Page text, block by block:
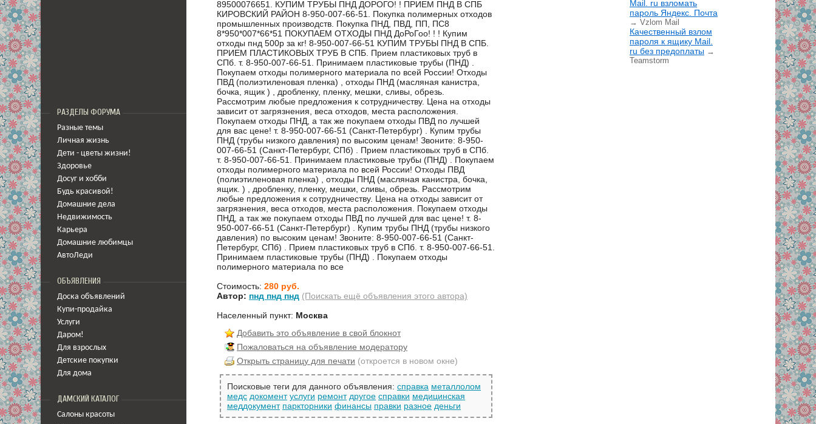
РАЗДЕЛЫ ФОРУМА
Разные темы
Личная жизнь
Дети - цветы жизни!
Здоровье
Досуг и хобби
Будь красивой!
Домашние дела
Недвижимость
Карьера
Домашние любимцы
АвтоЛеди
ОБЪЯВЛЕНИЯ
Доска объявлений
Купи-продайка
Услуги
Даром!
Для взрослых
Детские покупки
Для дома
ДАМСКИЙ КАТАЛОГ
Салоны красоты
89500076651. КУПИМ ТРУБЫ ПНД ДОРОГО! ! ПРИЕМ ПНД В СПБ
КИРОВСКИЙ РАЙОН 8-950-007-66-51. Покупка полимерных отходов
промышленных производств. Покупка ПНД, ПВД, ПП, ПС8
8*950*007*66*51 ПОКУПАЕМ ОТХОДЫ ПНД ДоРоГоо! ! ! Купим
отходы пнд 500р за кг! 8-950-007-66-51 КУПИМ ТРУБЫ ПНД В СПБ.
ПРИЕМ ПЛАСТИКОВЫХ ТРУБ В СПБ. Прием пластиковых труб в
СПб. т. 8-950-007-66-51. Принимаем пластиковые трубы (ПНД) .
Покупаем отходы полимерного материала по всей России! Отходы
ПВД (полиэтиленовая пленка) , отходы ПНД (масляная канистра,
бочка, ящик ) , дробленку, пленку, мешки, сливы, обрезь.
Рассмотрим любые предложения к сотрудничеству. Цена на отходы
зависит от загрязнения, веса отходов, места расположения.
Покупаем отходы ПНД, а так же покупаем отходы ПВД по лучшей
для вас цене! т. 8-950-007-66-51 (Санкт-Петербург) . Купим трубы
ПНД (трубы низкого давления) по высоким ценам! Звоните: 8-950-
007-66-51 (Санкт-Петербург, СПб) . Прием пластиковых труб в СПб.
т. 8-950-007-66-51. Принимаем пластиковые трубы (ПНД) . Покупаем
отходы полимерного материала по всей России! Отходы ПВД
(полиэтиленовая пленка) , отходы ПНД (масляная канистра, бочка,
ящик. ) , дробленку, пленку, мешки, сливы, обрезь. Рассмотрим
любые предложения к сотрудничеству. Цена на отходы зависит от
загрязнения, веса отходов, места расположения. Покупаем отходы
ПНД, а так же покупаем отходы ПВД по лучшей для вас цене! т. 8-
950-007-66-51 (Санкт-Петербург) . Купим трубы ПНД (трубы низкого
давления) по высоким ценам! Звоните: 8-950-007-66-51 (Санкт-
Петербург, СПб) . Прием пластиковых труб в СПб. т. 8-950-007-66-51.
Принимаем пластиковые трубы (ПНД) . Покупаем отходы
полимерного материала по все
Стоимость: 280 руб.
Автор: пнд пнд пнд (Поискать ещё объявления этого автора)
Населенный пункт: Москва
Добавить это объявление в свой блокнот
Пожаловаться на объявление модератору
Открыть страницу для печати (откроется в новом окне)
Поисковые теги для данного объявления: справка металлолом
медс докомент услуги ремонт другое справки медицинская
меддокумент паркторники финансы правки разное деньги
Mail. ru взломать
пароль Яндекс. Почта
→ Vzlom Mail
Качественный взлом
пароля к ящику Mail.
ru без предоплаты →
Teamstorm